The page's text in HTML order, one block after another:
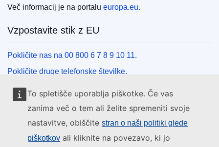
To spletišče uporablja piškotke. Če vas
zanima več o tem ali želite spremeniti svoje
nastavitve, obiščite stran o naši politiki glede
piškotkov ali kliknite na povezavo, ki jo
Več informacij je na portalu europa.eu.
Vzpostavite stik z EU
Pokličite nas na 00 800 6 7 8 9 10 11.
Pokličite druge telefonske številke.
Pišite nam s kontaktnim obrazcem.
Obiščite nas v enem od centrov EU.